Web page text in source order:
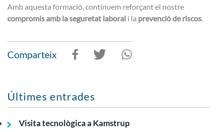
Amb aquesta formació, continuem reforçant el nostre
compromís amb la seguretat laboral i la prevenció de riscos.
Comparteix
Últimes entrades
Visita tecnològica a Kamstrup